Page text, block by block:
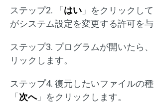
ステップ2. 「 はい 」をクリックし
がシステム設定を変更する許可を与
ステップ3. プログラムが開いたら、
リックします。
ステップ4. 復元したいファイルの種
「 次へ」をクリックします。